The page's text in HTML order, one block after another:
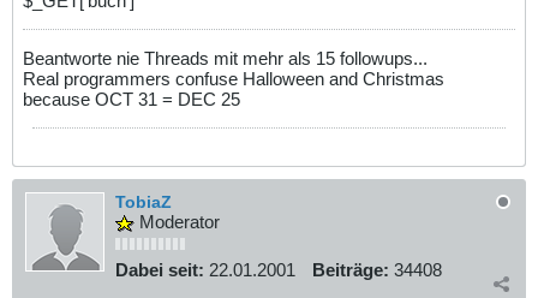
Beantworte nie Threads mit mehr als 15 followups...
Real programmers confuse Halloween and Christmas
because OCT 31 = DEC 25
TobiaZ
Moderator
Dabei seit: 22.01.2001 Beiträge: 34408